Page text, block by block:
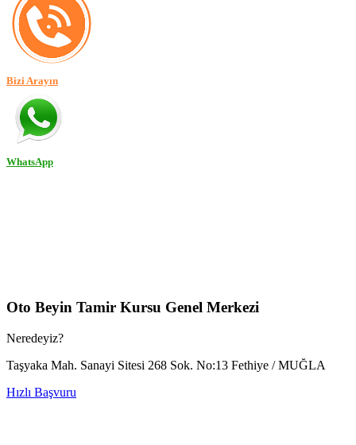
Bizi Arayın
WhatsApp
Oto Beyin Tamir Kursu Genel Merkezi
Neredeyiz?
Taşyaka Mah. Sanayi Sitesi 268 Sok. No:13 Fethiye / MUĞLA
Hızlı Başvuru